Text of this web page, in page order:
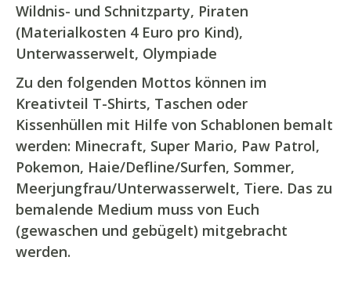
Wildnis- und Schnitzparty, Piraten
(Materialkosten 4 Euro pro Kind),
Unterwasserwelt, Olympiade
Zu den folgenden Mottos können im
Kreativteil T-Shirts, Taschen oder
Kissenhüllen mit Hilfe von Schablonen bemalt
werden: Minecraft, Super Mario, Paw Patrol,
Pokemon, Haie/Defline/Surfen, Sommer,
Meerjungfrau/Unterwasserwelt, Tiere. Das zu
bemalende Medium muss von Euch
(gewaschen und gebügelt) mitgebracht
werden.